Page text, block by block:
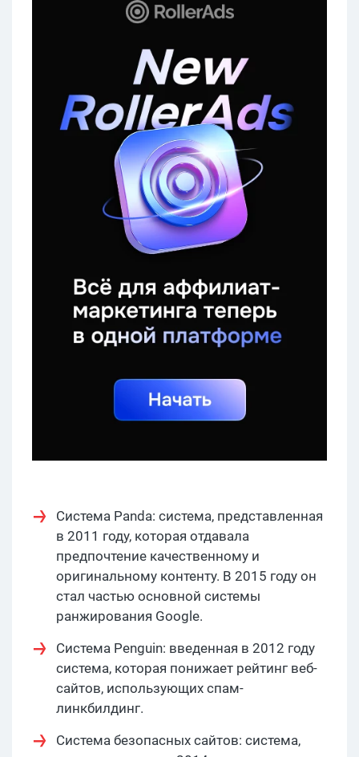
Система Panda: система, представленная
в 2011 году, которая отдавала
предпочтение качественному и
оригинальному контенту. В 2015 году он
стал частью основной системы
ранжирования Google.
Система Penguin: введенная в 2012 году
система, которая понижает рейтинг веб-
сайтов, использующих спам-
линкбилдинг.
Система безопасных сайтов: система,